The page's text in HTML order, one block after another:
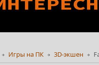
Игры на ПК 3D-экшен